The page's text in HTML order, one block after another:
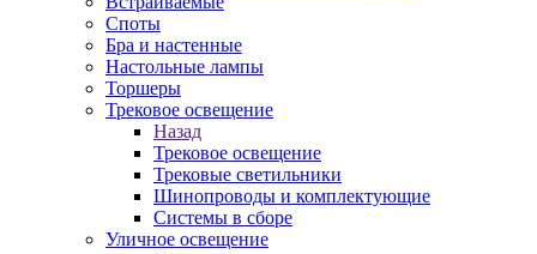
Споты
Бра и настенные
Настольные лампы
Торшеры
Трековое освещение
Назад
Трековое освещение
Трековые светильники
Шинопроводы и комплектующие
Системы в сборе
Уличное освещение